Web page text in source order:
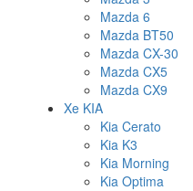
Mazda 6
Mazda BT50
Mazda CX-30
Mazda CX5
Mazda CX9
Xe KIA
Kia Cerato
Kia K3
Kia Morning
Kia Optima